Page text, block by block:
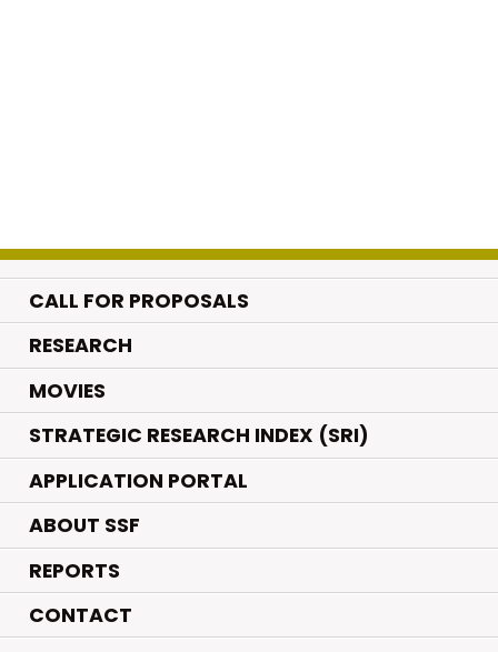
CALL FOR PROPOSALS
RESEARCH.
MOVIES.
STRATEGIC RESEARCH INDEX (SRI)
APPLICATION PORTAL
ABOUT SSF
REPORTS
CONTACT